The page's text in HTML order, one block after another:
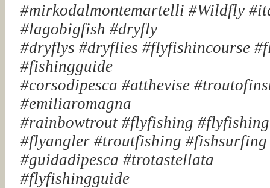
#mirkodalmontemartelli #Wildfly
#lagobigfish #dryfly
#dryflys #dryflies #flyfishincourse
#fishingguide
#corsodipesca #atthevise
#emiliaromagna
#rainbowtrout #flyfishing
#flyangler #troutfishing
#guidadipesca #trotastellata
#flyfishingguide